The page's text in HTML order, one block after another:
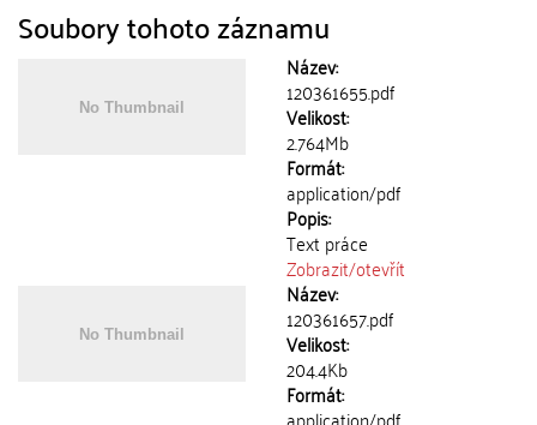
Soubory tohoto záznamu
Název:
120361655.pdf
Velikost:
2.764Mb
Formát:
application/pdf
Popis:
Text práce
Zobrazit/otevřít
Název:
120361657.pdf
Velikost:
204.4Kb
Formát: